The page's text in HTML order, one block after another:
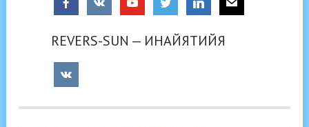
REVERS-SUN — ИНАЙЯТИЙЯ